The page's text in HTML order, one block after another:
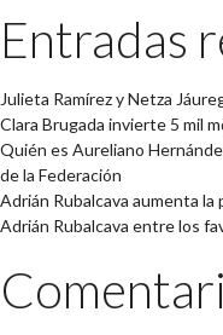
Entradas
Julieta Ramírez y Netza
Clara Brugada invierte 5 mil
Quién es Aureliano
de la Federación
Adrián Rubalcava aumenta
Adrián Rubalcava entre los